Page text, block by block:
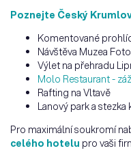
Poznejte Český
Komentované
Návštěva Muzea
Výlet na přehradu
Molo Restaurant -
Rafting na Vltavě
Lanový park a
Pro maximální soukromí
celého hotelu pro vaši